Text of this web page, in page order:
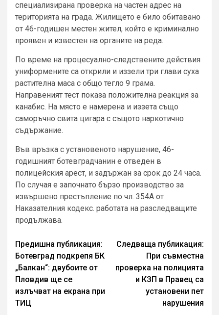
специализирана проверка на частен адрес на
територията на града. Жилището е било обитавано
от 46-годишен местен жител, който е криминално
проявен и известен на органите на реда.
По време на процесуално-следствените действия
униформените са открили и иззели три глави суха
растителна маса с общо тегло 9 грама.
Направеният тест показа положителна реакция за
канабис. На място е намерена и иззета също
саморъчно свита цигара с същото наркотично
съдържание.
Във връзка с установеното нарушение, 46-
годишният ботевградчанин е отведен в
полицейския арест, и задържан за срок до 24 часа.
По случая е започнато бързо производство за
извършено престъпление по чл. 354А от
Наказателния кодекс. работата на разследващите
продължава.
Continue
Reading
Предишна публикация:
Ботевград подкрепя БК
„Балкан“: двубоите от
Пловдив ще се
излъчват на екрана при
ТИЦ
Следваща публикация:
При съвместна
проверка на полицията
и КЗП в Правец са
установени пет
нарушения